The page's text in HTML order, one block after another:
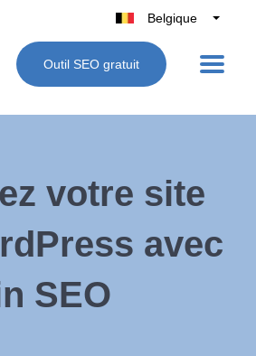
Belgique
België
Nederland
España
Outil SEO gratuit
votre site
avec
SEO